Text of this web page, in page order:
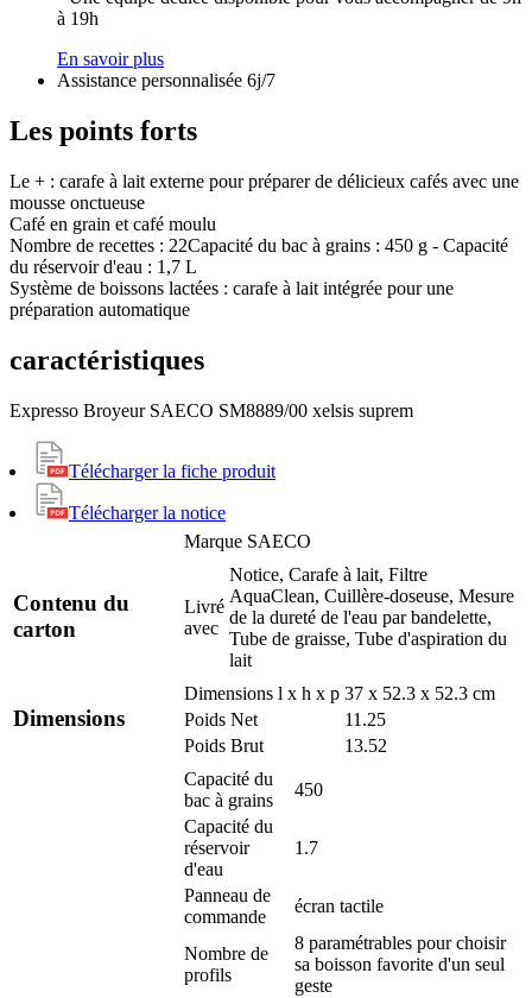
à 19h
En savoir plus
Assistance personnalisée 6j/7
Les points forts
Le + : carafe à lait externe pour préparer de délicieux cafés avec une
mousse onctueuse
Café en grain et café moulu
Nombre de recettes : 22Capacité du bac à grains : 450 g - Capacité
du réservoir d'eau : 1,7 L
Système de boissons lactées : carafe à lait intégrée pour une
préparation automatique
caractéristiques
Expresso Broyeur SAECO SM8889/00 xelsis suprem
Télécharger la fiche produit
Télécharger la notice
Marque SAECO
Contenu du
carton
Livré
avec
Notice, Carafe à lait, Filtre
AquaClean, Cuillère-doseuse, Mesure
de la dureté de l'eau par bandelette,
Tube de graisse, Tube d'aspiration du
lait
Dimensions
Dimensions l x h x p 37 x 52.3 x 52.3 cm
Poids Net
11.25
Poids Brut
13.52
Capacité du
bac à grains
450
Capacité du
réservoir
d'eau
1.7
Panneau de
commande
écran tactile
Nombre de
profils
8 paramétrables pour choisir
sa boisson favorite d'un seul
geste